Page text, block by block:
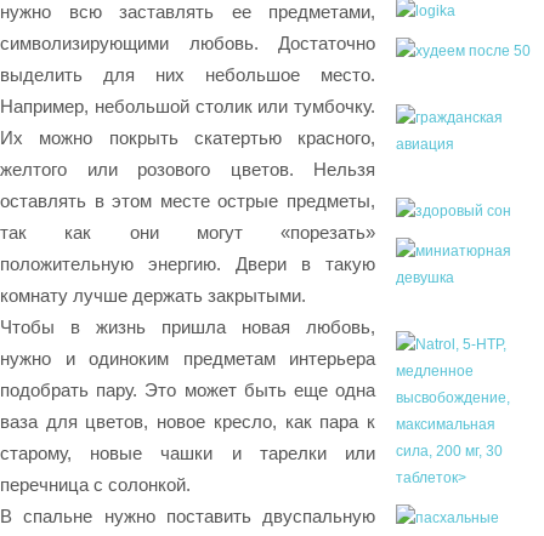
нужно всю заставлять ее предметами,
символизирующими любовь. Достаточно
выделить для них небольшое место.
Например, небольшой столик или тумбочку.
Их можно покрыть скатертью красного,
желтого или розового цветов. Нельзя
оставлять в этом месте острые предметы,
так как они могут «порезать»
положительную энергию. Двери в такую
комнату лучше держать закрытыми.
Чтобы в жизнь пришла новая любовь,
нужно и одиноким предметам интерьера
подобрать пару. Это может быть еще одна
ваза для цветов, новое кресло, как пара к
старому, новые чашки и тарелки или
перечница с солонкой.
В спальне нужно поставить двуспальную